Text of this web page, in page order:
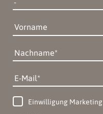
Vorname
Nachname
E-Mail
Einwilligung Marketing